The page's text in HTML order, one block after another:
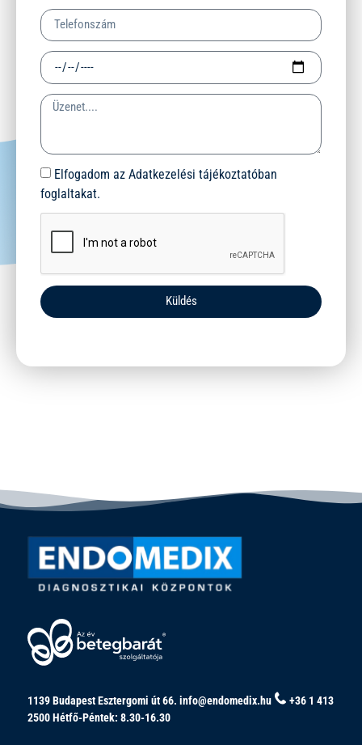
Elfogadom az Adatkezelési tájékoztatóban
foglaltakat.
Küldés
1139 Budapest Esztergomi út 66. info@endomedix.hu
+36 1 413
2500Hétfő-Péntek: 8.30-16.30